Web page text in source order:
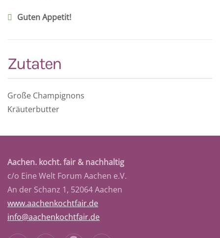
Guten Appetit!
Zutaten
Große Champignons
Kräuterbutter
Aachen. kocht. fair & nachhaltig
c/o Eine Welt Forum Aachen e.V.
An der Schanz 1, 52064 Aachen
www.aachenkochtfair.de
info@aachenkochtfair.de